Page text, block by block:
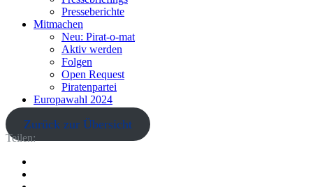
Presseberichte
Mitmachen
Neu: Pirat-o-mat
Aktiv werden
Folgen
Open Request
Piratenpartei
Europawahl 2024
Zurück zur Übersicht
Teilen: